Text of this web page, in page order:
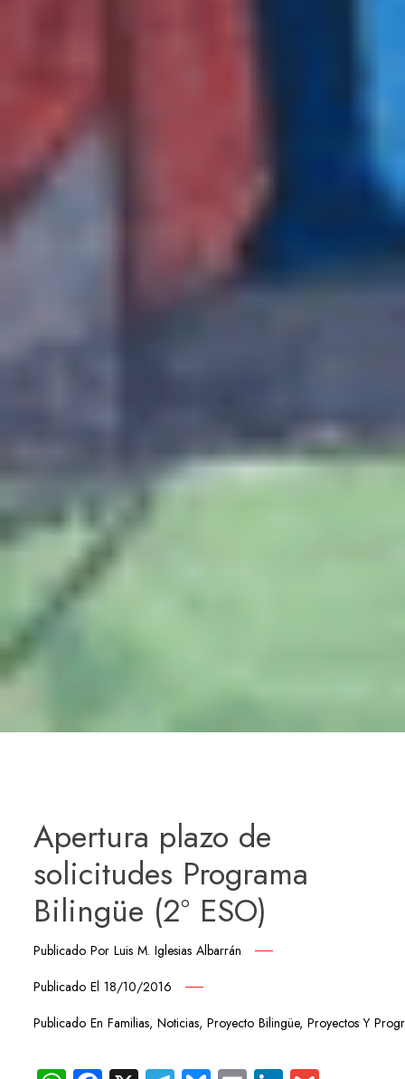
Apertura plazo de
solicitudes Programa
Bilingüe (2º ESO)
Publicado PorLuis M. Iglesias Albarrán
Publicado El18/10/2016
Publicado EnFamilias,Noticias,Proyecto Bilingüe,Proyectos Y